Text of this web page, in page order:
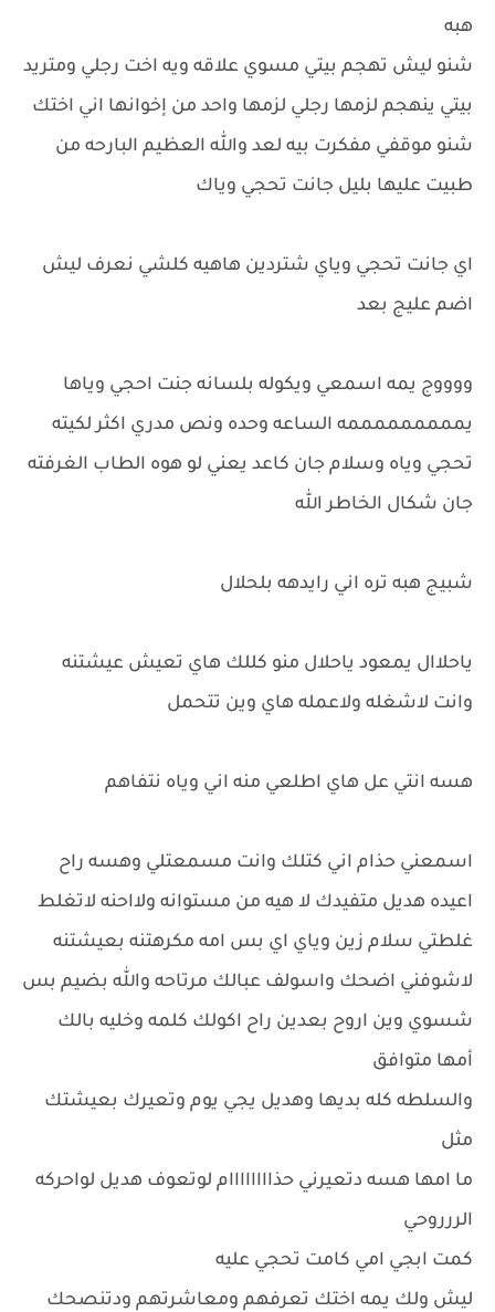
هبه
شنو ليش تهجم بيتي مسوي علاقه ويه اخت رجلي ومتريد
بيتي ينهجم لزمها رجلي لزمها واحد من إخوانها اني اختك
شنو موقفي مفكرت بيه لعد والله العظيم البارحه من
طبيت عليها بليل جانت تحجي وياك
اي جانت تحجي وياي شتردين هاهيه كلشي نعرف ليش
اضم عليج بعد
ووووج يمه اسمعي ويكوله بلسانه جنت احجي وياها
يمممممممممه الساعه وحده ونص مدري اكثر لكيته
تحجي وياه وسلام جان كاعد يعني لو هوه الطاب الغرفته
جان شكال الخاطر الله
شبيج هبه تره اني رايدهه بلحلال
ياحلاال يمعود ياحلال منو كللك هاي تعيش عيشتنه
وانت لاشغله ولاعمله هاي وين تتحمل
هسه انتي عل هاي اطلعي منه اني وياه نتفاهم
اسمعني حذام اني كتلك وانت مسمعتلي وهسه راح
اعيده هديل متفيدك لا هيه من مستوانه ولااحنه لاتغلط
غلطتي سلام زين وياي اي بس امه مكرهتنه بعيشتنه
لاشوفني اضحك واسولف عبالك مرتاحه والله بضيم بس
شسوي وين اروح بعدين راح اكولك كلمه وخليه بالك
أمها متوافق
والسلطه كله بديها وهديل يجي يوم وتعيرك بعيشتك
مثل
ما امها هسه دتعيرني حذاااااااام لوتعوف هديل لواحركه
الررروحي
كمت ابجي امي كامت تحجي عليه
ليش ولك يمه اختك تعرفهم ومعاشرتهم ودتنصحك